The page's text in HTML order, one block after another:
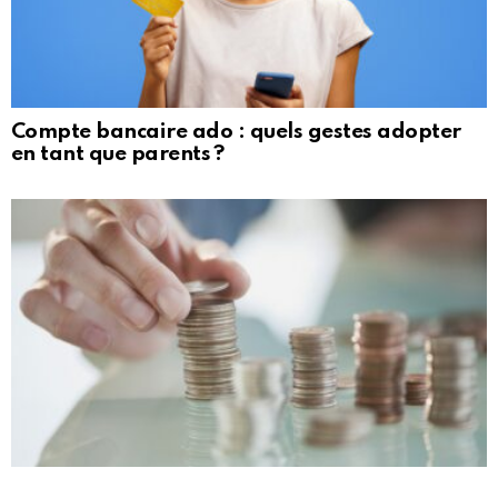
Compte bancaire ado : quels gestes adopter
en tant que parents ?